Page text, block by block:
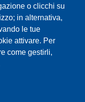
o clicchi su
in alternativa,
le tue
attivare. Per
come gestirli,